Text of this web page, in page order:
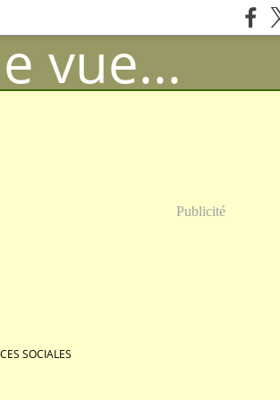
Publicité
SOCIALES